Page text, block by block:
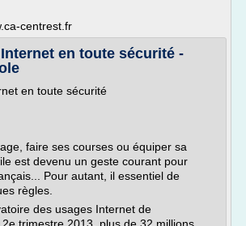
centrest.fr
en toute sécurité -
en toute sécurité
faire ses courses ou équiper sa
est devenu un geste courant pour
Pour autant, il essentiel de
règles.
des usages Internet de